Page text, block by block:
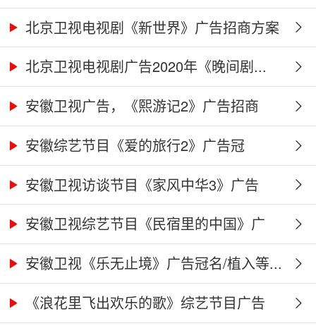
北京卫视电视剧《新世界》广告招商方案
北京卫视电视剧广告2020年《晚间剧...
安徽卫视广告，《熙游记2》广告招商
合...安徽综艺节目《爱的旅行2》广告冠
名、...
安徽卫视访谈节目《家风中华3》广告
合...安徽卫视综艺节目《民宿里的中国》广
告...安徽卫视《乐无止境》广告冠名/植入等...
《浪花里飞出欢乐的歌》综艺节目广告